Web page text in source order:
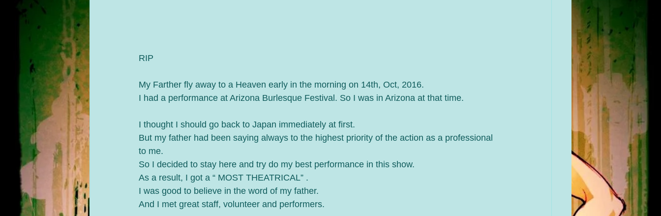
RIP
My Farther fly away to a Heaven early in the morning on 14th, Oct, 2016.
I had a performance at Arizona Burlesque Festival. So I was in Arizona at that time.
I thought I should go back to Japan immediately at first.
But my father had been saying always to the highest priority of the action as a professional
to me.
So I decided to stay here and try do my best performance in this show.
As a result, I got a “ MOST THEATRICAL” .
I was good to believe in the word of my father.
And I met great staff, volunteer and performers.